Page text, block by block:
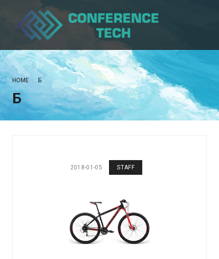
HOME БӨ
БӨ
2018-01-05 STAFF